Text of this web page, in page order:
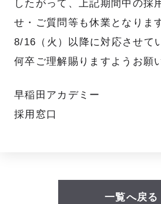
したがって、上記期間中の採
せ・ご質問等も休業となりま
8/16（火）以降に対応させて
何卒ご理解賜りますようお願
早稲田アカデミー
採用窓口
一覧へ戻る
仕事を知る WORKS
職種紹介 キ
研修制度 部
事務